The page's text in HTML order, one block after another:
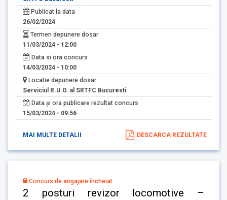
Publicat la data
26/02/2024
Termen depunere dosar
11/03/2024 - 12:00
Data si ora concurs
14/03/2024 - 10:00
Locatie depunere dosar
Serviciul R.U.O. al SRTFC Bucuresti
Data și ora publicare rezultat concurs
15/03/2024 - 09:56
MAI MULTE DETALII DESCARCA REZULTATE
Concurs de angajare încheiat
2 posturi revizor locomotive –